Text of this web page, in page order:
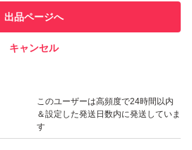
での取引実績があります
このユーザーは高頻度で24時間以内
＆設定した発送日数内に発送していま
す
出品ページへ
キャンセル